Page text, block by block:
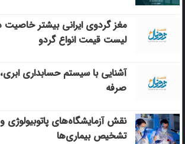
مغز گردوی ایرانی بیشتر خاصیت
لیست قیمت انواع گردو
آشنایی با سیستم حسابداری
صرفه
نقش آزمایشگاه‌های پاتوبیولوژی
تشخیص بیماری‌ها